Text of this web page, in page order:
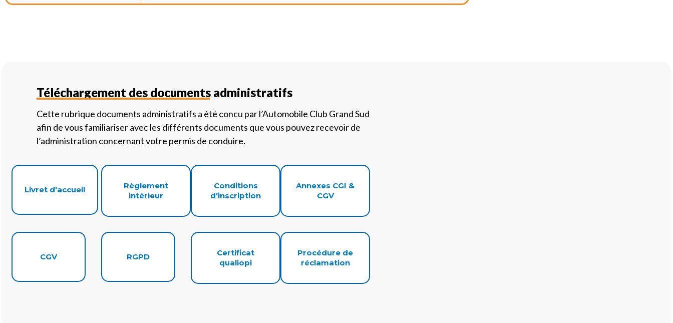
Téléchargement des documents administratifs
Cette rubrique documents administratifs a été concu par l’Automobile Club Grand Sud
afin de vous familiariser avec les différents documents que vous pouvez recevoir de
l’administration concernant votre permis de conduire.
Livret d'accueil
Règlement
intérieur
Conditions
d'inscription
Annexes CGI &
CGV
CGV RGPD
Certificat
qualiopi
Procédure de
réclamation